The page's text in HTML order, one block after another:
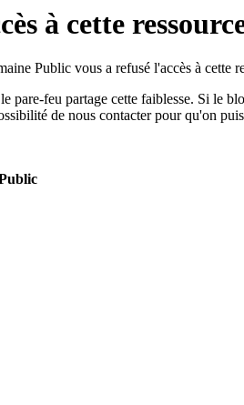
à cette
Public vous a refusé l'accès à cette
pare-feu partage cette faiblesse. Si le
de nous contacter pour qu'on